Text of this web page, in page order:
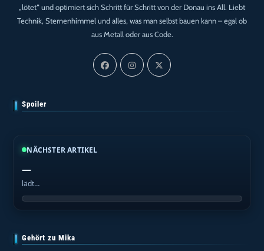
„lötet“ und optimiert sich Schritt für Schritt von der Donau ins All. Liebt
Technik, Sternenhimmel und alles, was man selbst bauen kann – egal ob
aus Metall oder aus Code.
Spoiler
NÄCHSTER ARTIKEL
—
lädt…
Gehört zu Mika